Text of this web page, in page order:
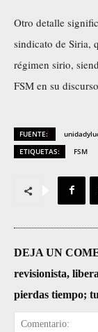
Otro detalle
sindicato de Siria,
régimen sirio,
FSM en su
FUENTE:
ETIQUETAS:
FSM
DEJA UN
revisionista,
pierdas tiempo;